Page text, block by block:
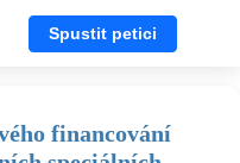
Spustit petici
financování